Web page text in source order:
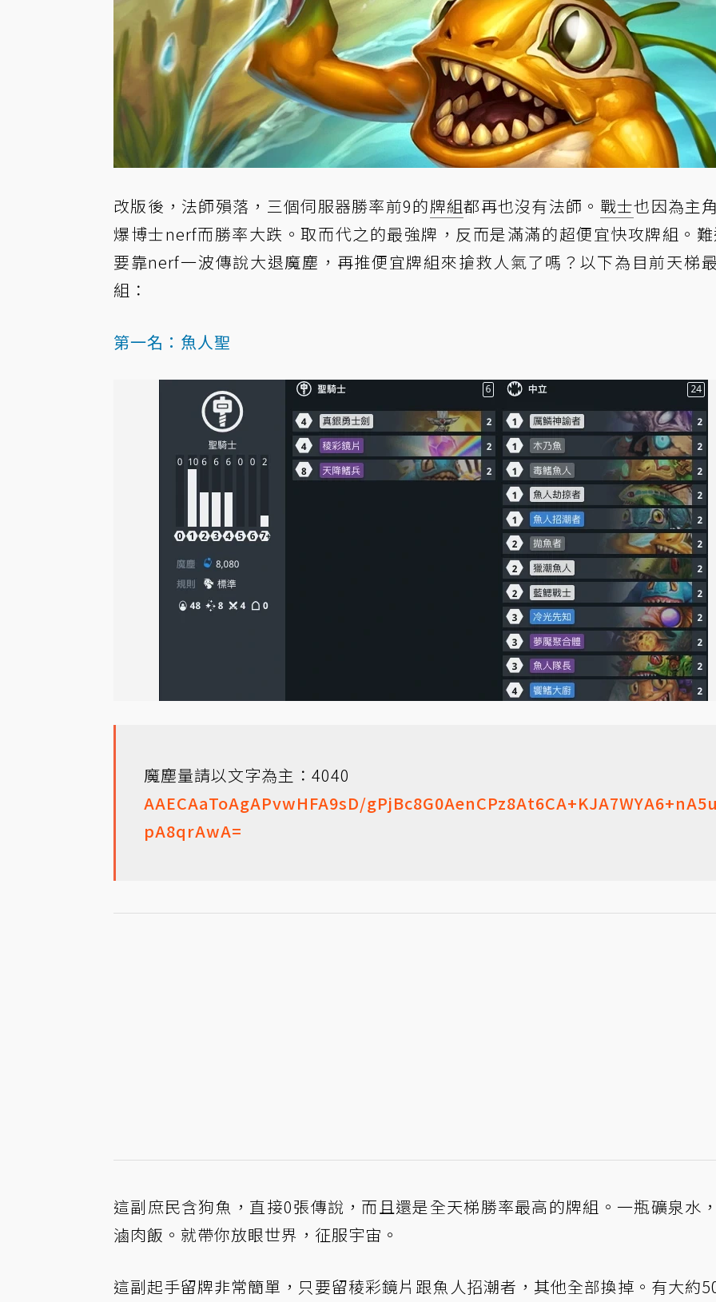
改版後，法師殞落，三個伺服器勝率前9的牌組都再也沒有法師。 戰士也因為主
爆博士nerf而勝率大跌。取而代之的最強牌，反而是滿滿的超便宜快攻牌組。
要靠nerf一波傳說大退魔塵，再推便宜牌組來搶救人氣了嗎？以下為目前天梯
組：
第一名：魚人聖
魔塵量請以文字為主：4040
AAECAaToAgAPvwHFA9sD/
pA8qrAwA=
這副庶民含狗魚，直接0張傳說，而且還是全天梯勝率最高的牌組。一瓶礦泉水
滷肉飯。就帶你放眼世界，征服宇宙。
這副起手留牌非常簡單，只要留稜彩鏡片跟魚人招潮者，其他全部換掉。有大約